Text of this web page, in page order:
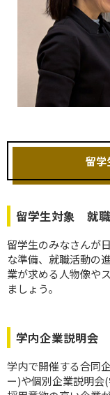
留
留学生対象 就
留学生のみなさんが
な準備、就職活動の
業が求める人物像や
ましょう。
学内企業説明会
学内で開催する合同
ー)や個別企業説明会